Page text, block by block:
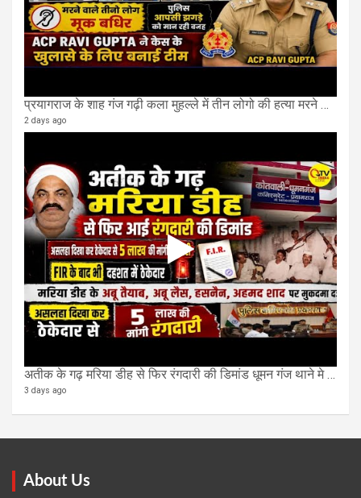
प्रयागराज के शाह गंज गढ़ी कला मुहल्ले में तीन लोगो की हत्या मरने वाले तीनो लोग मूक बधिर.
2 days ago
अतीक के गढ़ मरिया डीह से फिर रंगदारी की डिमांड धूमन गंज थाने मे 4 के खिलाफ मुकदमा दर्ज
3 days ago
About Us